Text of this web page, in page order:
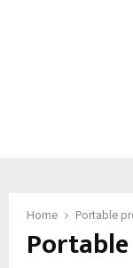
Home Portable